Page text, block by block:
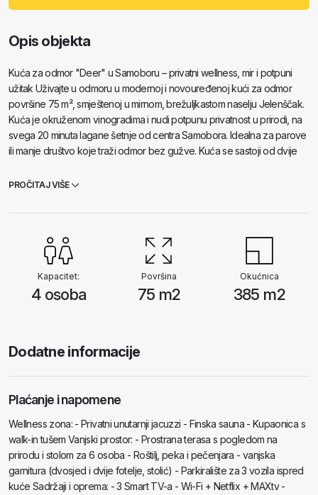
Opis objekta
Kuća za odmor "Deer" u Samoboru – privatni wellness, mir i potpuni
užitak Uživajte u odmoru u modernoj i novouređenoj kući za odmor
površine 75 m², smještenoj u mirnom, brežuljkastom naselju Jelenščak.
Kuća je okruženom vinogradima i nudi potpunu privatnost u prirodi, na
svega 20 minuta lagane šetnje od centra Samobora. Idealna za parove
ili manje društvo koje traži odmor bez gužve. Kuća se sastoji od dvije
kuhinjom, balkona, terase i wellness zone.
PROČITAJ VIŠE
Kapacitet:
4 osoba
Površina
75 m2
Okućnica
385 m2
Dodatne informacije
Plaćanje i napomene
Wellness zona: - Privatni unutarnji jacuzzi - Finska sauna - Kupaonica s
walk-in tušem Vanjski prostor: - Prostrana terasa s pogledom na
prirodu i stolom za 6 osoba - Roštilj, peka i pečenjara - vanjska
garnitura (dvosjed i dvije fotelje, stolić) - Parkiralište za 3 vozila ispred
kuće Sadržaji i oprema: - 3 Smart TV-a - Wi-Fi + Netflix + MAXtv -